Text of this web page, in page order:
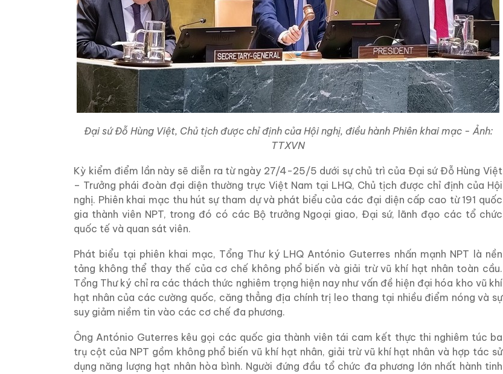
Đại sứ Đỗ Hùng Việt, Chủ tịch được chỉ định của Hội nghị, điều hành Phiên khai mạc - Ảnh:
TTXVN
Kỳ kiểm điểm lần này sẽ diễn ra từ ngày 27/4-25/5 dưới sự chủ trì của Đại sứ Đỗ Hùng Việt
– Trưởng phái đoàn đại diện thường trực Việt Nam tại LHQ, Chủ tịch được chỉ định của Hội
nghị. Phiên khai mạc thu hút sự tham dự và phát biểu của các đại diện cấp cao từ 191 quốc
gia thành viên NPT, trong đó có các Bộ trưởng Ngoại giao, Đại sứ, lãnh đạo các tổ chức
quốc tế và quan sát viên.
Phát biểu tại phiên khai mạc, Tổng Thư ký LHQ António Guterres nhấn mạnh NPT là nền
tảng không thể thay thế của cơ chế không phổ biến và giải trừ vũ khí hạt nhân toàn cầu.
Tổng Thư ký chỉ ra các thách thức nghiêm trọng hiện nay như vấn đề hiện đại hóa kho vũ khí
hạt nhân của các cường quốc, căng thẳng địa chính trị leo thang tại nhiều điểm nóng và sự
suy giảm niềm tin vào các cơ chế đa phương.
Ông António Guterres kêu gọi các quốc gia thành viên tái cam kết thực thi nghiêm túc ba
trụ cột của NPT gồm không phổ biến vũ khí hạt nhân, giải trừ vũ khí hạt nhân và hợp tác sử
dụng năng lượng hạt nhân hòa bình. Người đứng đầu tổ chức đa phương lớn nhất hành tinh